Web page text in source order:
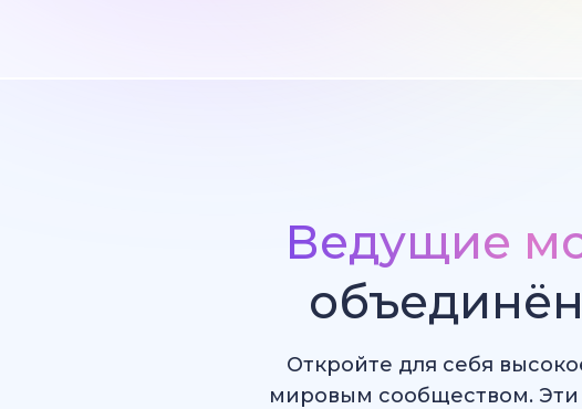
Ведущие
Откройте для себя
мировым сообществом.